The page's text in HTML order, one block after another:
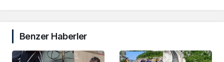
Benzer Haberler